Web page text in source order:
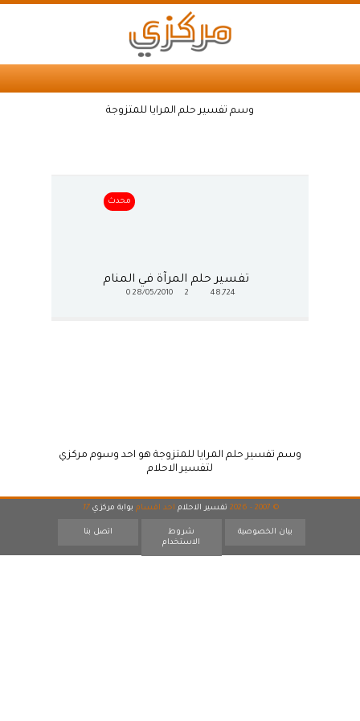
وسم تفسير حلم المرايا للمتزوجة
محدث
تفسير حلم المرآة في المنام
48,724
28/05/2010
0
وسم تفسير حلم المرايا للمتزوجة هو احد وسوم مركزي
لتفسير الاحلام
© 2007 - 2026 تفسير الاحلام احد اقسام بوابة مركزي 17
بيان الخصوصية
شروط
الاستخدام
اتصل بنا